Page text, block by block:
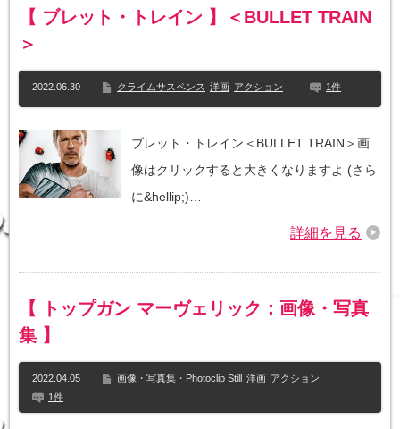
【 ブレット・トレイン 】＜BULLET TRAIN
＞
2022.06.30 クライムサスペンス 洋画 アクション 1件
ブレット・トレイン＜BULLET TRAIN＞画
像はクリックすると大きくなりますよ (さら
に&hellip;)…
詳細を見る
【 トップガン マーヴェリック：画像・写真
集 】
2022.04.05 画像・写真集・Photoclip Still 洋画 アクション
1件